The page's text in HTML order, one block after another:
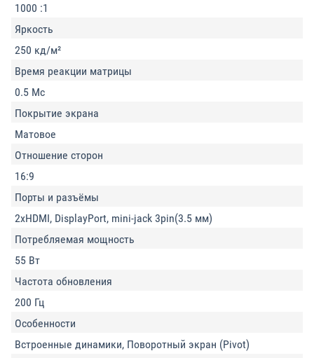
1000 :1
Яркость
250 кд/м²
Время реакции матрицы
0.5 Мс
Покрытие экрана
Матовое
Отношение сторон
16:9
Порты и разъёмы
2xHDMI, DisplayPort, mini-jack 3pin(3.5 мм)
Потребляемая мощность
55 Вт
Частота обновления
200 Гц
Особенности
Встроенные динамики, Поворотный экран (Pivot)